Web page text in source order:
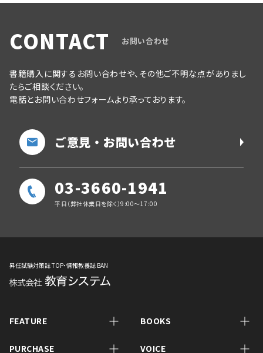
CONTACT お問い合わせ
書籍購入に関するお問い合わせや、その他ご不明な点がありまし
たらご相談ください。
電話とお問い合わせフォームより承っております。
ご意見・お問い合わせ
03-3660-1941
平日（弊社休業日を除く）9:00～17:00
昇任試験対策誌 TOP・情報教養誌 BAN
FEATURE BOOKS
PURCHASE VOICE